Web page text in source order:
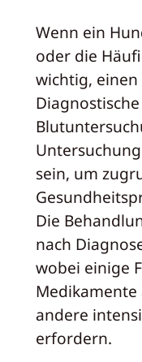
Wenn ein
oder die
wichtig,
sein, um
Die
nach
wobei einige
andere
erfordern.